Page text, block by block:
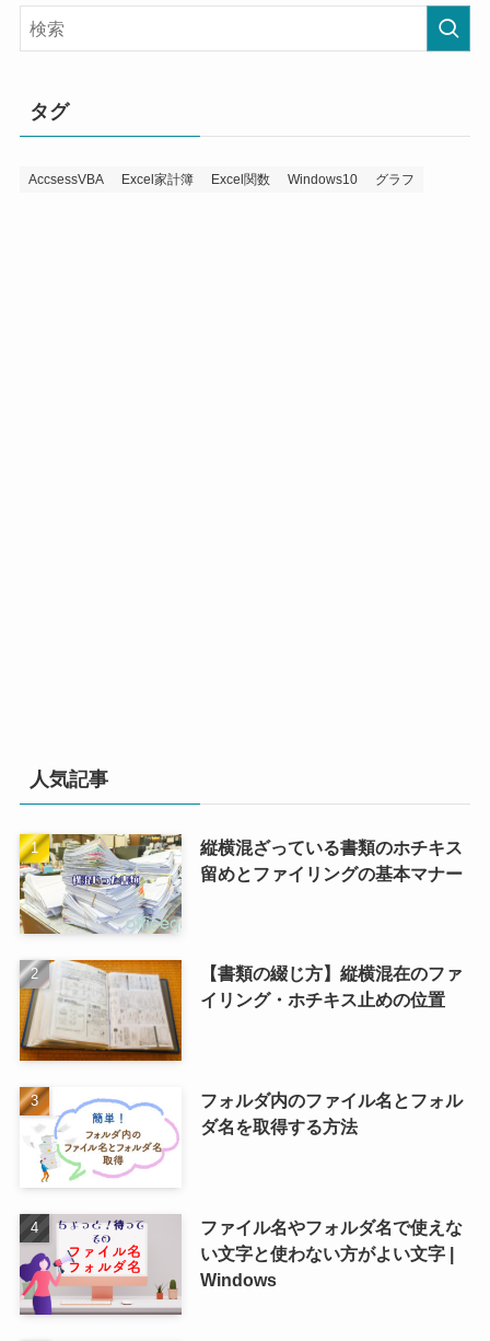
タグ
AccsessVBA Excel家計簿 Excel関数 Windows10 グラフ
人気記事
縦横混ざっている書類のホチキス
留めとファイリングの基本マナー
【書類の綴じ方】縦横混在のファ
イリング・ホチキス止めの位置
フォルダ内のファイル名とフォル
ダ名を取得する方法
ファイル名やフォルダ名で使えな
い文字と使わない方がよい文字 |
Windows